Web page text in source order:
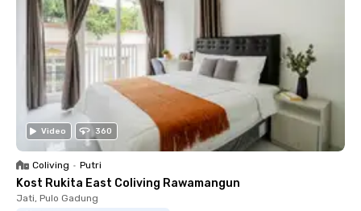
Video 360
Coliving • Putri
Kost Rukita East Coliving Rawamangun
Jati, Pulo Gadung